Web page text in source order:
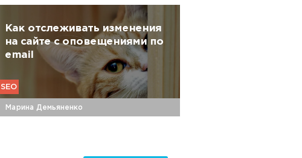
Как отслеживать изменения
на сайте с оповещениями по
email
SEO
Марина Демьяненко